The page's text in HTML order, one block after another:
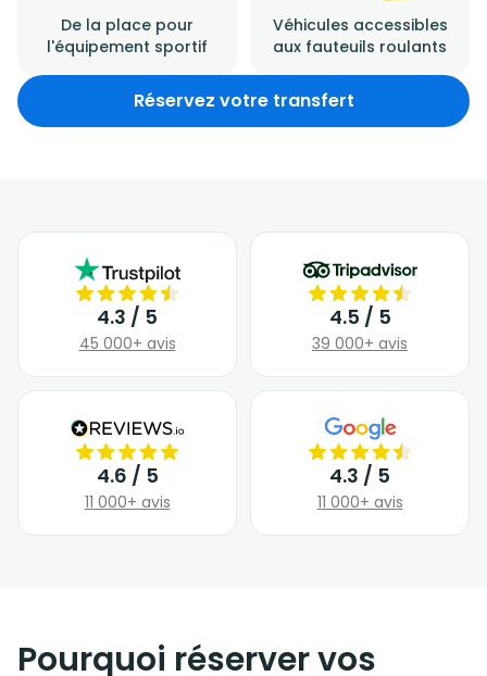
De la place pour
l'équipement sportif
Véhicules accessibles
aux fauteuils roulants
Réservez votre transfert
4.3 / 5
45 000+ avis
4.5 / 5
39 000+ avis
4.6 / 5
11 000+ avis
4.3 / 5
11 000+ avis
Pourquoi réserver vos